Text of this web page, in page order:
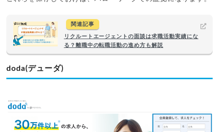
関連記事
リクルートエージェントの面談は求職活動実績にな
る？離職中の転職活動の進め方も解説
doda(デューダ)